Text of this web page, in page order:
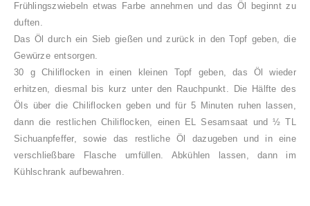
Frühlingszwiebeln etwas Farbe annehmen und das Öl beginnt zu
duften.
Das Öl durch ein Sieb gießen und zurück in den Topf geben, die
Gewürze entsorgen.
30 g Chiliflocken in einen kleinen Topf geben, das Öl wieder
erhitzen, diesmal bis kurz unter den Rauchpunkt. Die Hälfte des
Öls über die Chiliflocken geben und für 5 Minuten ruhen lassen,
dann die restlichen Chiliflocken, einen EL Sesamsaat und½ TL
Sichuanpfeffer, sowie das restliche Öl dazugeben und in eine
verschließbare Flasche umfüllen. Abkühlen lassen, dann im
Kühlschrank aufbewahren.